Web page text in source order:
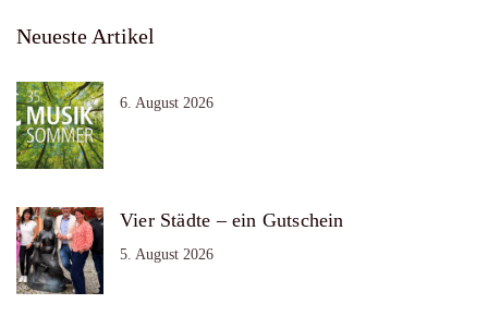
Neueste Artikel
6. August 2026
Vier Städte – ein Gutschein
5. August 2026